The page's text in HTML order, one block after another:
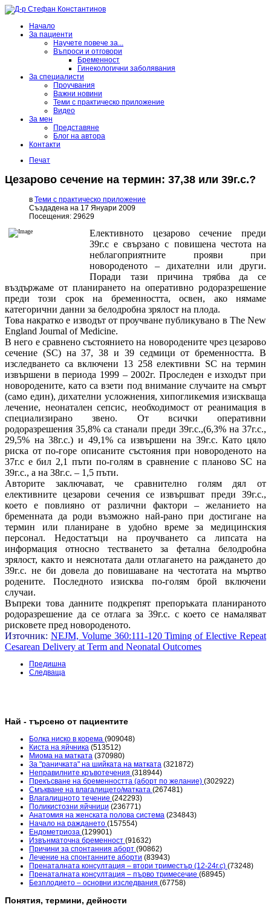
Начало
За пациенти
Научете повече за...
Въпроси и отговори
Бременност
Гинекологични заболявания
За специалисти
Проучвания
Важни новини
Теми с практическо приложение
Видео
За мен
Представяне
Блог на автора
Контакти
Печат
Цезарово сечение на термин: 37,38 или 39г.с.?
в Теми с практическо приложение
Създадена на 17 Януари 2009
Посещения: 29629
Елективното цезарово сечение преди
39г.с е свързано с повишена честота на
неблагоприятните прояви при
новороденото – дихателни или други.
Поради тази причина трябва да се
въздържаме от планирането на оперативно родоразрешение
преди този срок на бременността, освен, ако нямаме
категорични данни за белодробна зрялост на плода.
Това накратко е изводът от проучване публикувано в The New
England Journal of Medicine.
В него е сравнено състоянието на новородените чрез цезарово
сечение (SC) на 37, 38 и 39 седмици от бременността. В
изследването са включени 13 258 елективни SC на термин
извършени в периода 1999 – 2002г. Проследен е изходът при
новородените, като са взети под внимание случаите на смърт
(само един), дихателни усложнения, хипогликемия изискваща
лечение, неонатален сепсис, необходимост от реанимация в
специализирано звено. От всички оперативни
родоразрешения 35,8% са станали преди 39г.с.,(6,3% на 37г.с.,
29,5% на 38г.с.) и 49,1% са извършени на 39г.с. Като цяло
риска от по-горе описаните състояния при новороденото на
37г.с е бил 2,1 пъти по-голям в сравнение с планово SC на
39г.с., а на 38г.с. – 1,5 пъти.
Авторите заключават, че сравнително голям дял от
елективните цезарови сечения се извършват преди 39г.с.,
което е повлияно от различни фактори – желанието на
бременната да роди възможно най-рано при достигане на
термин или планиране в удобно време за медицинския
персонал. Недостатъци на проучването са липсата на
информация относно тестването за фетална белодробна
зрялост, както и неяснотата дали отлагането на раждането до
39г.с. не би довела до повишаване на честотата на мъртво
родените. Последното изисква по-голям брой включени
случаи.
Въпреки това данните подкрепят препоръката планираното
родоразрешение да се отлага за 39г.с. с което се намаляват
рисковете пред новороденото.
Източник: NEJM, Volume 360:111-120 Timing of Elective Repeat
Cesarean Delivery at Term and Neonatal Outcomes
Предишна
Следваща
Най - търсено от пациентите
Болка ниско в корема (909048)
Киста на яйчника (513512)
Миома на матката (370980)
За "раничката" на шийката на матката (321872)
Неправилните кръвотечения (318944)
Прекъсване на бременността (аборт по желание) (302922)
Смъкване на влагалището/матката (267481)
Влагалищното течение (242293)
Поликистозни яйчници (236771)
Анатомия на женската полова система (234843)
Начало на раждането (157554)
Ендометриоза (129901)
Извънматочна бременност (91632)
Причини за спонтанния аборт (90862)
Лечение на спонтанните аборти (83943)
Пренаталната консултация – втори триместър (12-24г.с) (73248)
Пренаталната консултация – първо тримесечие (68945)
Безплодието – основни изследвания (67758)
Понятия, термини, дейности